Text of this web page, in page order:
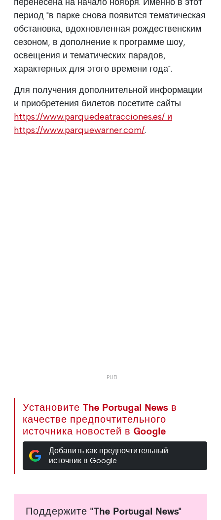
период "в парке снова появится тематическая
обстановка, вдохновленная рождественским
сезоном, в дополнение к программе шоу,
освещения и тематических парадов,
характерных для этого времени года".
Для получения дополнительной информации
и приобретения билетов посетите сайты
https://www.parquedeatracciones.es/ и
https://www.parquewarner.com/.
Установите The Portugal News в
качестве предпочтительного
источника новостей в Google
Добавить как предпочтительный
источник в Google
Поддержите "The Portugal News"